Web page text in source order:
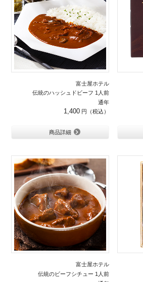
富士屋ホテル
伝統のハッシュドビーフ 1人前
通年
1,400
商品詳細
富士屋ホテル
伝統のビーフシチュー 1人前